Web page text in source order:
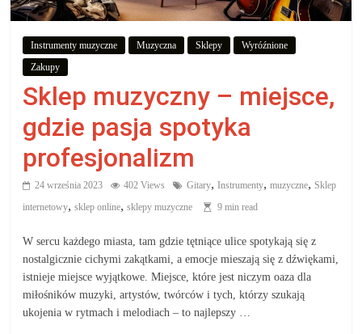
aby
wiedzieć,
co
kupić.
Poznaj
co
jak
oraz
gdzie
Instrumenty muzyczne Muzyczna Sklepy
Wyróźnione
Zakupy
Sklep muzyczny – miejsce,
gdzie pasja spotyka
profesjonalizm
24 września 2023 402 Views Gitary,Instrumenty,muzyczne, Sklep
internetowy,sklep online,sklepy muzyczne 9 min read
W sercu każdego miasta, tam gdzie tętniące ulice spotykają się z
nostalgicznie cichymi zakątkami, a emocje mieszają się z dźwiękami,
istnieje miejsce wyjątkowe. Miejsce, które jest niczym oaza dla
miłośników muzyki, artystów, twórców i tych, którzy szukają
ukojenia w rytmach i melodiach – to najlepszy …